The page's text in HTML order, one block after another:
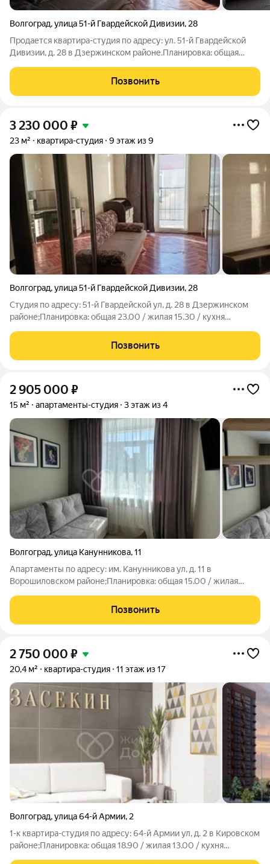
Волгоград,улица 51-й Гвардейской Дивизии, 28
Продается квартира-студия по адресу: ул. 51-й Гвардейской
Дивизии, д. 28 в Дзержинском районе.Планировка: общая
состоянии. Пластиковые окна. На полу линолеум. Есть
балконПри продаже остается:
Позвонить
3 230 000 ₽
23 м² квартира-студия 9 этаж из 9
Волгоград,улица 51-й Гвардейской Дивизии, 28
Студия по адресу: 51-й Гвардейской ул, д. 28 в Дзержинском
районе;Планировка: общая 23.00 / жилая 15.30 / кухня
Пластиковые окна. На полу линолеум. Есть балконПри
продаже остается: кухонный
Позвонить
2 905 000 ₽
15 м² апартаменты-студия 3 этаж из 4
Волгоград,улица Канунникова,11
Апартаменты по адресу: им. Канунникова ул, д. 11 в
Ворошиловском районе;Планировка: общая 15.00 / жилая
потолки. Пластиковые окна. На полу ламинат.Квартира не
угловая, окна выходят на
Позвонить
2 750 000 ₽
20,4 м² квартира-студия 11 этаж из 17
Волгоград,улица 64-й Армии, 2
1-к квартира-студия по адресу: 64-й Армии ул, д. 2 в Кировском
районе;Планировка: общая 18.90 / жилая 13.00 / кухня